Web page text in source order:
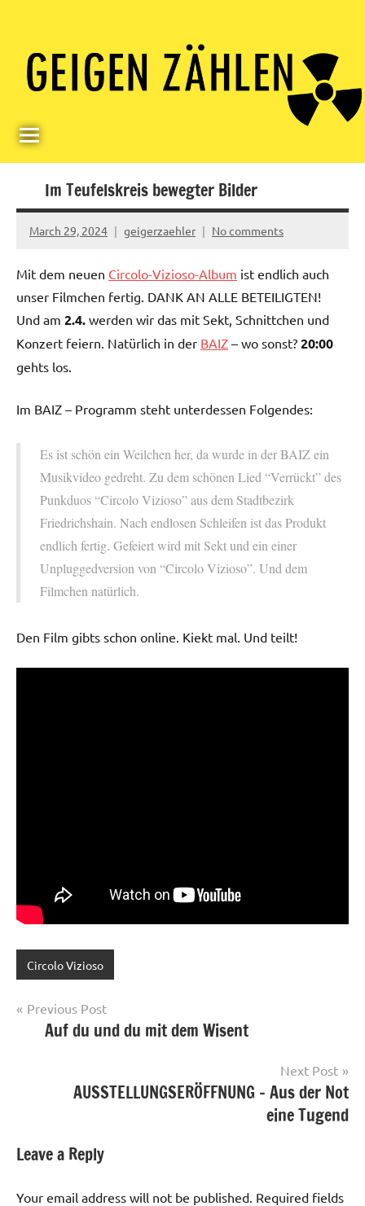
contentGeigerzähler
Im Teufelskreis bewegter Bilder
March 29, 2024 geigerzaehler No comments
Mit dem neuen Circolo-Vizioso-Album ist endlich auch
unser Filmchen fertig. DANK AN ALLE BETEILIGTEN!
Und am 2.4. werden wir das mit Sekt, Schnittchen und
Konzert feiern. Natürlich in der BAIZ – wo sonst? 20:00
gehts los.
Im BAIZ – Programm steht unterdessen Folgendes:
Es ist schön ein Weilchen her, da wurde in der BAIZ ein
Musikvideo gedreht. Zu dem schönen Lied “Verrückt” des
Punkduos “Circolo Vizioso” aus dem Stadtbezirk
Friedrichshain. Nach endlosen Schleifen ist das Produkt
endlich fertig. Gefeiert wird mit Sekt und ein einer
Unpluggedversion von “Circolo Vizioso”. Und dem
Filmchen natürlich.
Den Film gibts schon online. Kiekt mal. Und teilt!
Circolo Vizioso
Post
navigation
Previous Post
Auf du und du mit dem Wisent
Next Post
AUSSTELLUNGSERÖFFNUNG – Aus der Not
eine Tugend
Leave a Reply
Your email address will not be published. Required fields